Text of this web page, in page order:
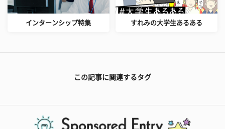
インターンシップ特集 すれみの大学生あるある
この記事に関連するタグ